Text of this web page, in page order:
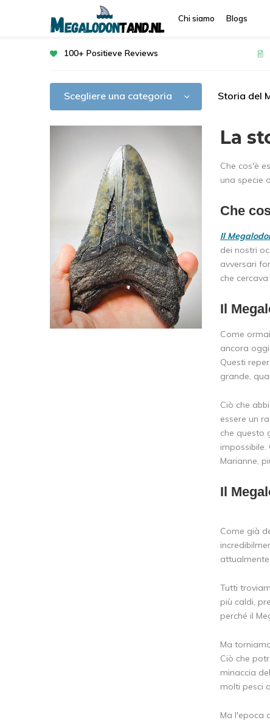
Chi siamo Blogs
100+ Positieve Reviews
Scegliere una categoria Storia del
La
Che cos'è
una specie
Che
Il
dei nostri
avversari
che
Il
Come
ancora
Questi
grande,
Ciò che
essere un
che questo
Marianne,
Il
Come già
Tutti
più caldi,
perché il
Ma
Ciò che
minaccia
molti pesci
Ma l'epoca